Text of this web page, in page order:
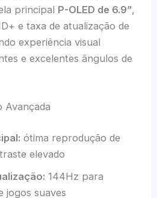
principal P-OLED de 6.9”,
e taxa de atualização de
experiência visual
e excelentes ângulos de
Avançada
ótima reprodução de
elevado
144Hz para
jogos suaves